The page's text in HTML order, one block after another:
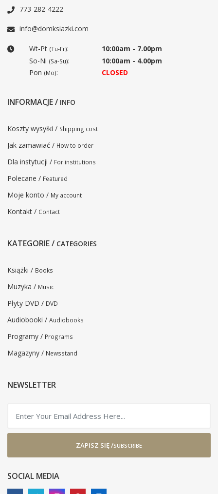
773-282-4222
info@domksiazki.com
Wt-Pt (Tu-Fr):
10:00am - 7.00pm
So-Ni (Sa-Su):
10:00am - 4.00pm
Pon (Mo): CLOSED
INFORMACJE / INFO
Koszty wysyłki / Shipping cost
Jak zamawiać / How to order
Dla instytucji / For institutions
Polecane / Featured
Moje konto / My account
Kontakt / Contact
KATEGORIE / CATEGORIES
Książki / Books
Muzyka / Music
Płyty DVD / DVD
Audiobooki / Audiobooks
Programy / Programs
Magazyny / Newsstand
NEWSLETTER
ZAPISZ SIĘ /SUBSCRIBE
SOCIAL MEDIA